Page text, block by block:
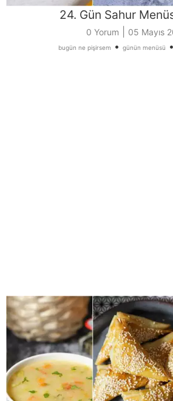
24. Gün Sahur
0 Yorum 05 Mayıs
bugün ne pişirsem • günün menüsü •